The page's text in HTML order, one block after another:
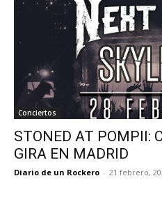
Conciertos
STONED AT POMPII:
GIRA EN MADRID
Diario de un Rockero - 21 febrero,